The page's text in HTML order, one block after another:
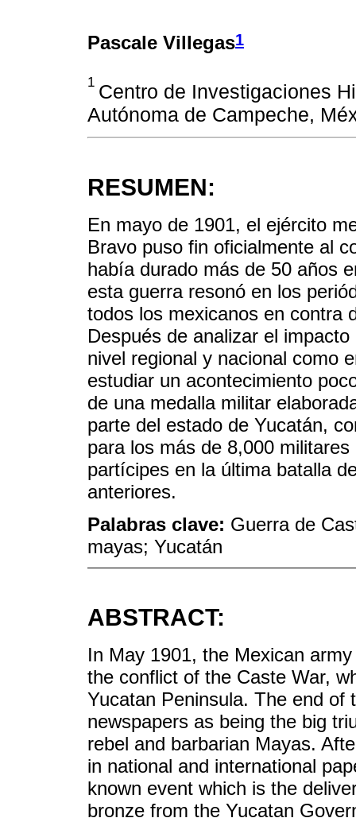
Pascale Villegas1
1 Centro de Investigaciones
Autónoma de Campeche,
RESUMEN:
En mayo de 1901, el ejército
Bravo puso fin oficialmente al
había durado más de 50 años
esta guerra resonó en los
todos los mexicanos en contra
Después de analizar el
nivel regional y nacional como
estudiar un acontecimiento
de una medalla militar
parte del estado de Yucatán,
para los más de 8,000
partícipes en la última batalla
anteriores.
Palabras clave: Guerra de
mayas; Yucatán
ABSTRACT:
In May 1901, the Mexican
the conflict of the Caste War,
Yucatan Peninsula. The end of
newspapers as being the big
rebel and barbarian Mayas.
in national and international
known event which is the
bronze from the Yucatan